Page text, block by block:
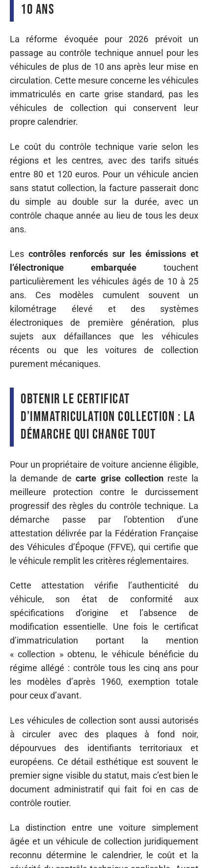
10 ans
La réforme évoquée pour 2026 prévoit un
passage au contrôle technique annuel pour les
véhicules de plus de 10 ans après leur mise en
circulation. Cette mesure concerne les véhicules
immatriculés en carte grise standard, pas les
véhicules de collection qui conservent leur
propre calendrier.
Le coût du contrôle technique varie selon les
régions et les centres, avec des tarifs situés
entre 80 et 120 euros. Pour un véhicule ancien
sans statut collection, la facture passerait donc
du simple au double sur la durée, avec un
contrôle chaque année au lieu de tous les deux
ans.
Les contrôles renforcés sur les émissions et
l’électronique embarquée touchent
particulièrement les véhicules âgés de 10 à 25
ans. Ces modèles cumulent souvent un
kilométrage élevé et des systèmes
électroniques de première génération, plus
sujets aux défaillances que les véhicules
récents ou que les voitures de collection
purement mécaniques.
Obtenir le certificat
d’immatriculation collection : la
démarche qui change tout
Pour un propriétaire de voiture ancienne éligible,
la demande decarte grise collectionreste la
meilleure protection contre le durcissement
progressif des règles du contrôle technique. La
démarche passe par l’obtention d’une
attestation délivrée par la Fédération Française
des Véhicules d’Époque (FFVE), qui certifie que
le véhicule remplit les critères réglementaires.
Cette attestation vérifie l’authenticité du
véhicule, son état de conformité aux
spécifications d’origine et l’absence de
modification essentielle. Une fois le certificat
d’immatriculation portant la mention
« collection » obtenu, le véhicule bénéficie du
régime allégé : contrôle tous les cinq ans pour
les modèles d’après 1960, exemption totale
pour ceux d’avant.
Les véhicules de collection sont aussi autorisés
à circuler avec des plaques à fond noir,
dépourvues des identifiants territoriaux et
européens. Ce détail esthétique est souvent le
premier signe visible du statut, mais c’est bien le
document administratif qui fait foi en cas de
contrôle routier.
La distinction entre une voiture simplement
âgée et un véhicule de collection juridiquement
reconnu détermine le calendrier, le coût et la